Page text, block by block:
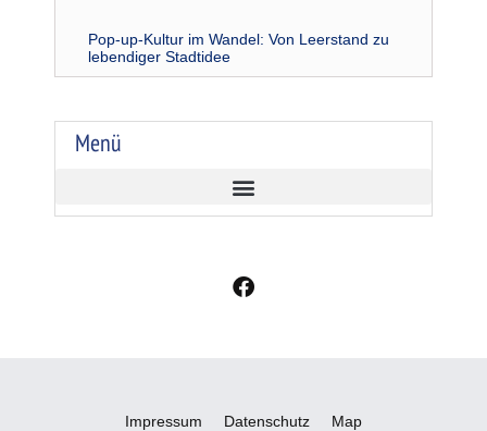
Pop-up-Kultur im Wandel: Von Leerstand zu
lebendiger Stadtidee
Menü
F
a
o
Impressum Datenschutz Map